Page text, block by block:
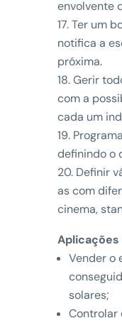
envolvente
Ter um
notifica a
próxima.
Gerir
com a
cada um
definindo o
Definir
as com
cinema,
Vender o
solares;
Controlar